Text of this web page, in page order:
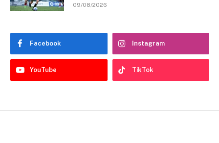
09/08/2026
Facebook Instagram
YouTube TikTok